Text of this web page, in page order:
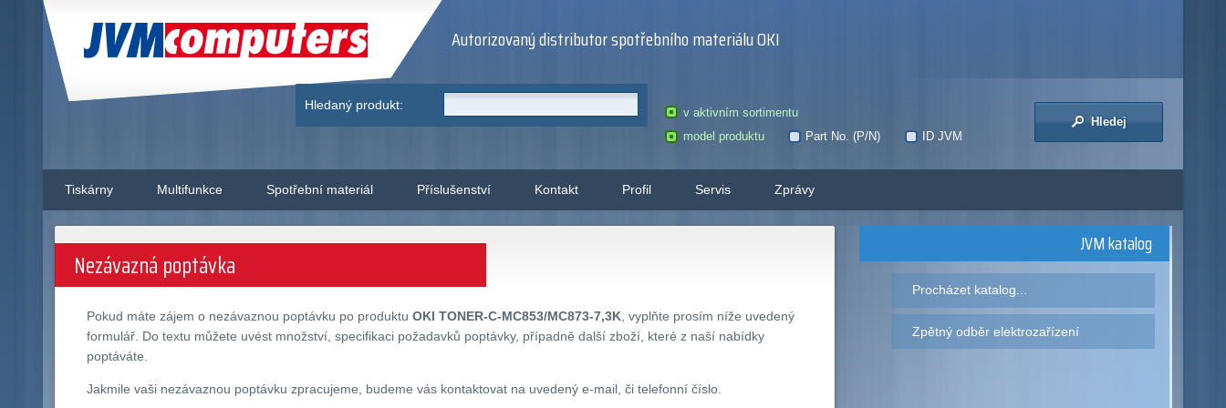
JVM Computers Autorizovaný distributor spotřebního materiálu OKI
Hledaný produkt:
v aktivním sortimentu
model produktu
Part No. (P/N) ID JVM
Hledej
Tiskárny Multifunkce Spotřební materiál Příslušenství Kontakt Profil Servis Zprávy
Nezávazná poptávka
Pokud máte zájem o nezávaznou poptávku po produktu OKI TONER-C-MC853/MC873-7,3K, vyplňte prosím níže uvedený
formulář. Do textu můžete uvést množství, specifikaci požadavků poptávky, případně další zboží, které z naší nabídky
poptáváte.
Jakmile vaši nezávaznou poptávku zpracujeme, budeme vás kontaktovat na uvedený e-mail, či telefonní číslo.
JVM katalog
Procházet katalog...
Zpětný odběr elektrozařízení